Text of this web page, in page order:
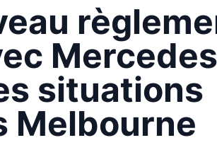
Mercedes
situations
Melbourne